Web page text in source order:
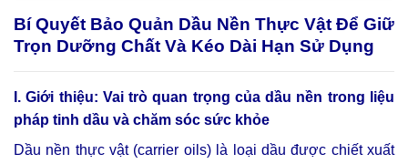
Bí Quyết Bảo Quản Dầu Nền Thực Vật Để Giữ
Trọn Dưỡng Chất Và Kéo Dài Hạn Sử Dụng
I. Giới thiệu: Vai trò quan trọng của dầu nền trong liệu
pháp tinh dầu và chăm sóc sức khỏe
Dầu nền thực vật (carrier oils) là loại dầu được chiết xuất